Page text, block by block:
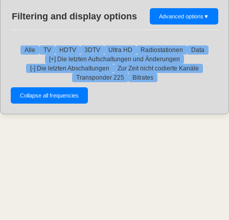
Filtering and display options Advanced options ▼
Alle TV HDTV 3DTV Ultra HD Radiostationen
Data
[+] Die letzten Aufschaltungen und Änderungen
[-] Die letzten Abschaltungen
Zur Zeit nicht codierte Kanäle
Transponder 225
Bitrates